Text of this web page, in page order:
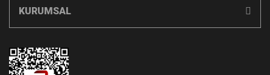
KURUMSAL